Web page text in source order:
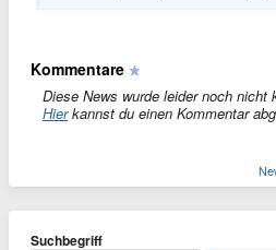
Kommentare
Diese News wurde leider noch nicht
Hierkannst du einen Kommentar
Suchbegriff